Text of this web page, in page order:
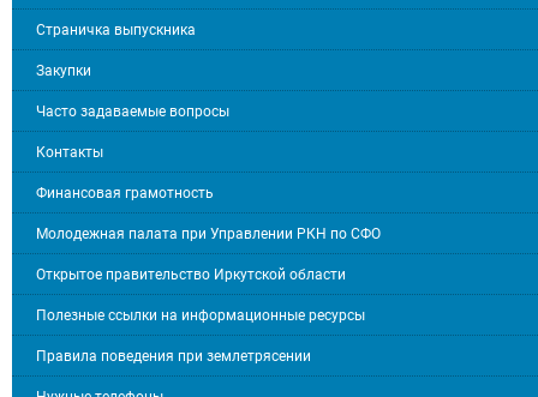
Страничка выпускника
Закупки
Часто задаваемые вопросы
Контакты
Финансовая грамотность
Молодежная палата при Управлении РКН по СФО
Открытое правительство Иркутской области
Полезные ссылки на информационные ресурсы
Правила поведения при землетрясении